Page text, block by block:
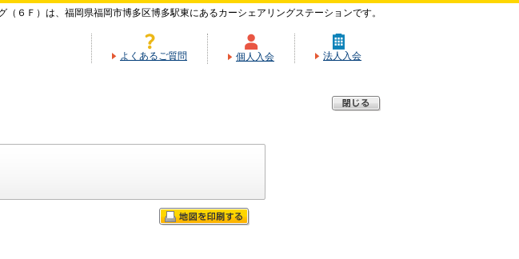
（６Ｆ）は、福岡県福岡市博多区博多駅東にあるカーシェアリングステーションです。
よくあるご質問 個人入会 法人入会